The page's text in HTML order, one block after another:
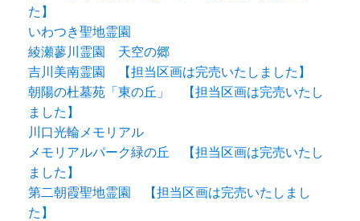
た】
いわつき聖地霊園
綾瀬蓼川霊園 天空の郷
吉川美南霊園 【担当区画は完売いたしました】
朝陽の杜墓苑「東の丘」 【担当区画は完売いたし
ました】
川口光輪メモリアル
メモリアルパーク緑の丘 【担当区画は完売いたし
ました】
第二朝霞聖地霊園 【担当区画は完売いたしまし
た】